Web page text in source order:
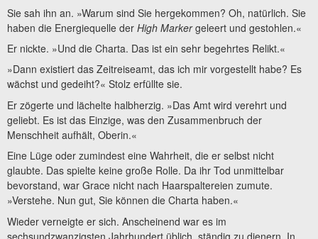
Sie sah ihn an. »Warum sind Sie hergekommen? Oh, natürlich. Sie
haben die Energiequelle der High Markergeleert und gestohlen.«
Er nickte. »Und die Charta. Das ist ein sehr begehrtes Relikt.«
»Dann existiert das Zeitreiseamt, das ich mir vorgestellt habe? Es
wächst und gedeiht?« Stolz erfüllte sie.
Er zögerte und lächelte halbherzig. »Das Amt wird verehrt und
geliebt. Es ist das Einzige, was den Zusammenbruch der
Menschheit aufhält, Oberin.«
Eine Lüge oder zumindest eine Wahrheit, die er selbst nicht
glaubte. Das spielte keine große Rolle. Da ihr Tod unmittelbar
bevorstand, war Grace nicht nach Haarspaltereien zumute.
»Verstehe. Nun gut, Sie können die Charta haben.«
Wieder verneigte er sich. Anscheinend war es im
sechsundzwanzigsten Jahrhundert üblich, ständig zu dienern. In